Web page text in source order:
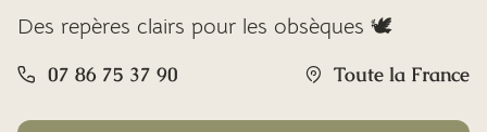
Des repères clairs pour les obsèques 🕊️
07 86 75 37 90 Toute la France